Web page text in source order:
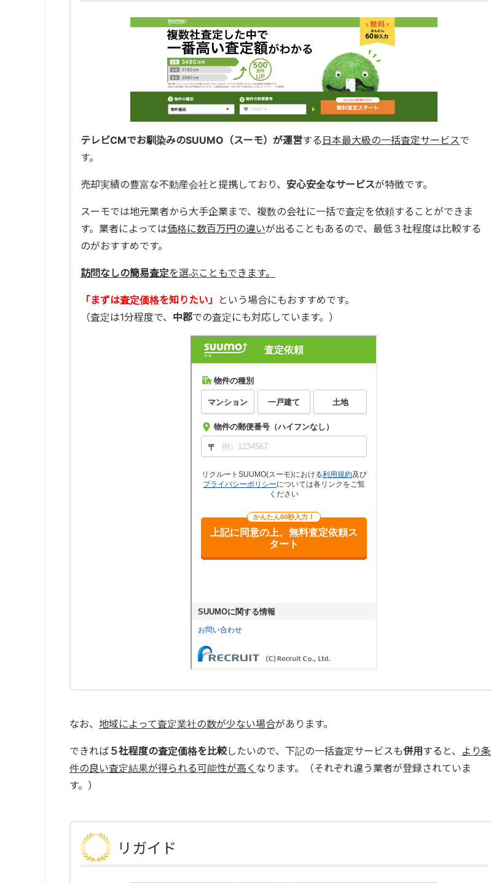
テレビCMでお馴染みのSUUMO（スーモ）が運営する 日本最大級の一括査定サービスで
す。
売却実績の豊富な不動産会社と提携しており、 安心安全なサービスが特徴です。
スーモでは地元業者から大手企業まで、複数の会社に一括で査定を依頼することができま
す。業者によっては価格に数百万円の違いが出ることもあるので、最低３社程度は比較する
のがおすすめです。
訪問なしの簡易査定を選ぶこともできます。
「まずは査定価格を知りたい」
という場合にもおすすめです。
（査定は1分程度で、 中郡での査定にも対応しています。）
なお、 地域によって査定業社の数が少ない場合があります。
できれば ５社程度の査定価格を比較したいので、下記の一括査定サービスも併用 すると、 より条
件の良い査定結果が得られる可能性が高く なります。（それぞれ違う業者が登録されていま
す。）
リガイド